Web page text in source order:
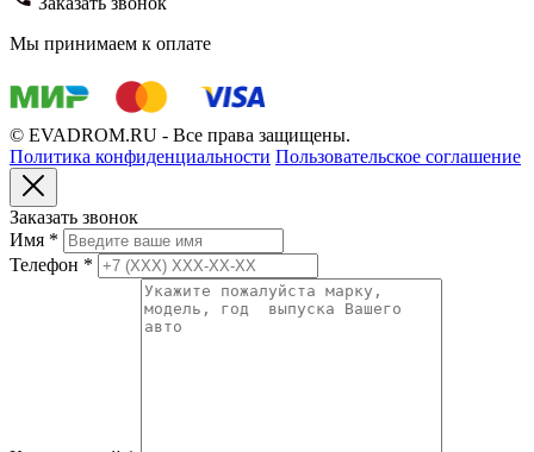
Мы принимаем к оплате
© EVADROM.RU - Все права защищены.
Политика конфиденциальности Пользовательское соглашение
Заказать звонок
Имя *
Телефон *